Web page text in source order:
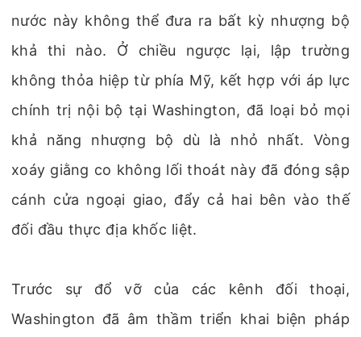
nước này không thể đưa ra bất kỳ nhượng bộ
khả thi nào. Ở chiều ngược lại, lập trường
không thỏa hiệp từ phía Mỹ, kết hợp với áp lực
chính trị nội bộ tại Washington, đã loại bỏ mọi
khả năng nhượng bộ dù là nhỏ nhất. Vòng
xoáy giằng co không lối thoát này đã đóng sập
cánh cửa ngoại giao, đẩy cả hai bên vào thế
đối đầu thực địa khốc liệt.
Trước sự đổ vỡ của các kênh đối thoại,
Washington đã âm thầm triển khai biện pháp